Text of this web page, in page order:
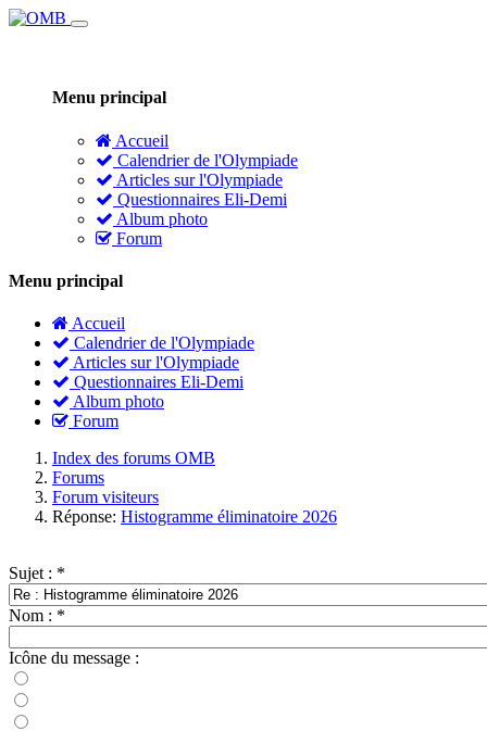
Menu principal
Accueil
Calendrier de l'Olympiade
Articles sur l'Olympiade
Questionnaires Eli-Demi
Album photo
Forum
Menu principal
Accueil
Calendrier de l'Olympiade
Articles sur l'Olympiade
Questionnaires Eli-Demi
Album photo
Forum
Index des forums OMB
Forums
Forum visiteurs
Réponse: Histogramme éliminatoire 2026
Sujet : *
Nom : *
Icône du message :